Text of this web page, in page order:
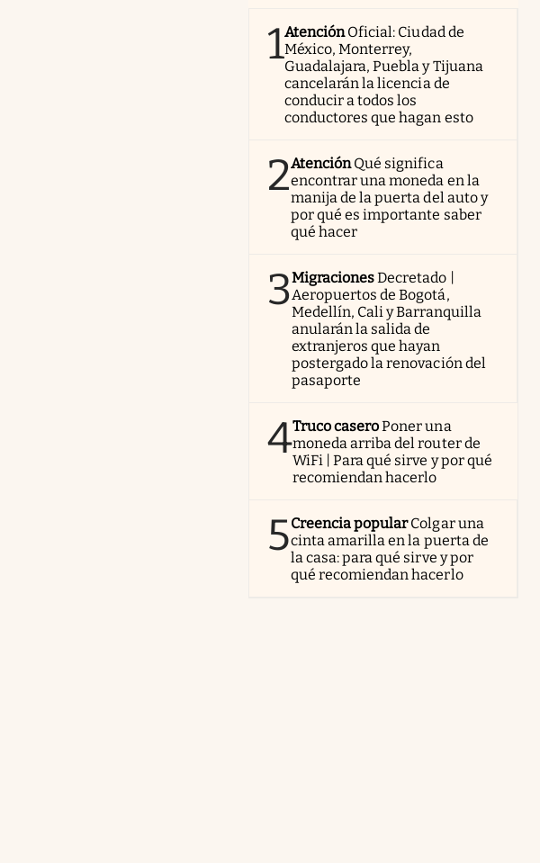
1AtenciónOficial: Ciudad de
México, Monterrey,
Guadalajara, Puebla y Tijuana
cancelarán la licencia de
conducir a todos los
conductores que hagan esto
2AtenciónQué significa
encontrar una moneda en la
manija de la puerta del auto y
por qué es importante saber
qué hacer
3MigracionesDecretado |
Aeropuertos de Bogotá,
Medellín, Cali y Barranquilla
anularán la salida de
extranjeros que hayan
postergado la renovación del
pasaporte
4Truco caseroPoner una
moneda arriba del router de
WiFi | Para qué sirve y por qué
recomiendan hacerlo
5Creencia popularColgar una
cinta amarilla en la puerta de
la casa: para qué sirve y por
qué recomiendan hacerlo